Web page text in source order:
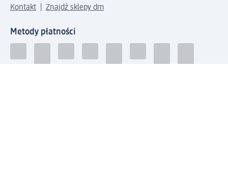
Kontakt
Znajdź sklepy dm
Metody płatności